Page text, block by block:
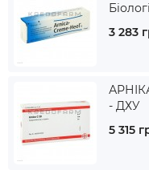
3 283
- ДХУ
5 315